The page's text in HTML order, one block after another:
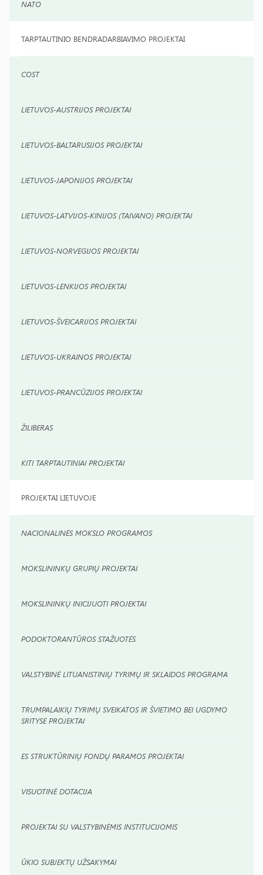
NATO
TARPTAUTINIO BENDRADARBIAVIMO PROJEKTAI
COST
LIETUVOS-AUSTRIJOS PROJEKTAI
LIETUVOS-BALTARUSIJOS PROJEKTAI
LIETUVOS-JAPONIJOS PROJEKTAI
LIETUVOS-LATVIJOS-KINIJOS (TAIVANO) PROJEKTAI
LIETUVOS-NORVEGIJOS PROJEKTAI
LIETUVOS-LENKIJOS PROJEKTAI
LIETUVOS-ŠVEICARIJOS PROJEKTAI
LIETUVOS-UKRAINOS PROJEKTAI
LIETUVOS-PRANCŪZIJOS PROJEKTAI
ŽILIBERAS
KITI TARPTAUTINIAI PROJEKTAI
PROJEKTAI LIETUVOJE
NACIONALINĖS MOKSLO PROGRAMOS
MOKSLININKŲ GRUPIŲ PROJEKTAI
MOKSLININKŲ INICIJUOTI PROJEKTAI
PODOKTORANTŪROS STAŽUOTĖS
VALSTYBINĖ LITUANISTINIŲ TYRIMŲ IR SKLAIDOS PROGRAMA
TRUMPALAIKIŲ TYRIMŲ SVEIKATOS IR ŠVIETIMO BEI UGDYMO
SRITYSE PROJEKTAI
ES STRUKTŪRINIŲ FONDŲ PARAMOS PROJEKTAI
VISUOTINĖ DOTACIJA
PROJEKTAI SU VALSTYBINĖMIS INSTITUCIJOMIS
ŪKIO SUBJEKTŲ UŽSAKYMAI